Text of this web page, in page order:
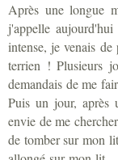
Après une longue
j'appelle
intense, je venais
terrien ! Plusieurs
demandais de me
Puis un jour, après
envie de me
de tomber sur mon